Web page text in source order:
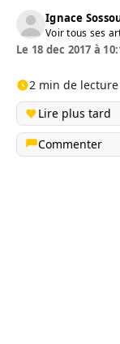
Ignace
Voir tous ses
Le 18 dec 2017 à
2 min de lecture
Lire plus tard
Commenter